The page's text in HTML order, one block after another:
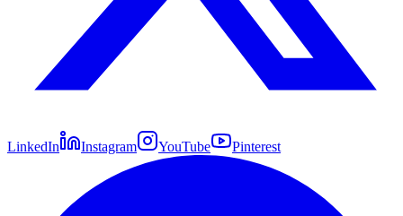
LinkedIn Instagram YouTube Pinterest